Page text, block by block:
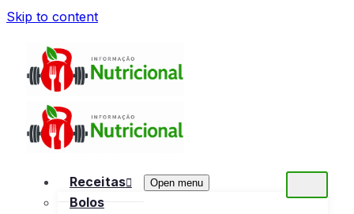
Skip to content
Receitas Open menu
Bolos